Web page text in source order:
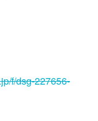
f/dsg-227656-